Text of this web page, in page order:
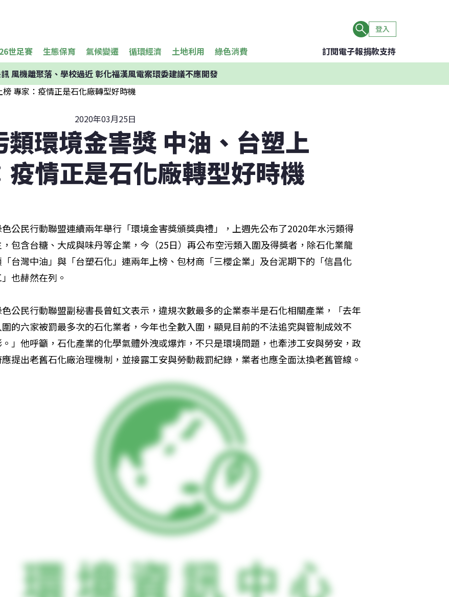
登入
世足賽 生態保育 氣候變遷 循環經濟 土地利用 綠色消費 訂閱電子報捐款支持
風機離聚落、學校過近 彰化福漢風電案環委建議不應開發
2020年03月25日
環境金害獎 中油、台塑上
疫情正是石化廠轉型好時機
公民行動聯盟連續兩年舉行「環境金害獎頒獎典禮」，上週先公布了2020年水污類得
，包含台糖、大成與味丹等企業，今（25日）再公布空污類入圍及得獎者，除石化業龍
「台灣中油」與「台塑石化」連兩年上榜、包材商「三櫻企業」及台泥期下的「信昌化
也赫然在列。
公民行動聯盟副秘書長曾虹文表示，違規次數最多的企業泰半是石化相關產業，「去年
圍的六家被罰最多次的石化業者，今年也全數入圍，顯見目前的不法追究與管制成效不
」他呼籲，石化產業的化學氣體外洩或爆炸，不只是環境問題，也牽涉工安與勞安，政
應提出老舊石化廠治理機制，並接露工安與勞動裁罰紀錄，業者也應全面汰換老舊管線。